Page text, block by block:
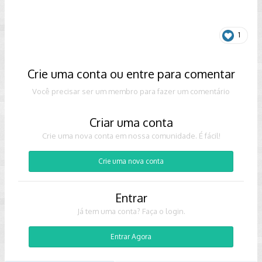
1
Crie uma conta ou entre para comentar
Você precisar ser um membro para fazer um comentário
Criar uma conta
Crie uma nova conta em nossa comunidade. É fácil!
Crie uma nova conta
Entrar
Já tem uma conta? Faça o login.
Entrar Agora